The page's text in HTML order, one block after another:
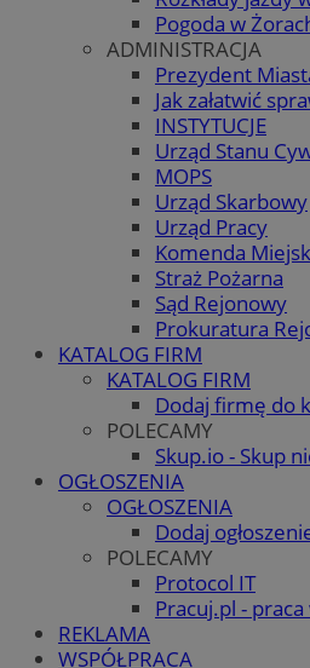
Pogoda w
ADMINISTRACJA
Prezydent
Jak załatwić
INSTYTUCJE
Urząd Stanu
MOPS
Urząd Skarbowy
Urząd Pracy
Komenda
Straż Pożarna
Sąd Rejonowy
Prokuratura
KATALOG FIRM
KATALOG FIRM
Dodaj firmę do
POLECAMY
Skup.io - Skup
OGŁOSZENIA
OGŁOSZENIA
Dodaj
POLECAMY
Protocol IT
Pracuj.pl -
REKLAMA
WSPÓŁPRACA